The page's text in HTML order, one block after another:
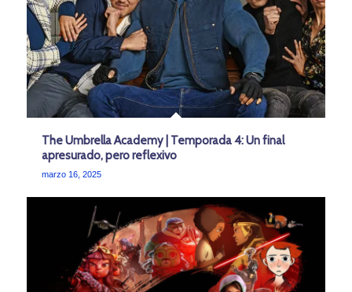
The Umbrella Academy | Temporada 4: Un final
apresurado, pero reflexivo
marzo 16, 2025